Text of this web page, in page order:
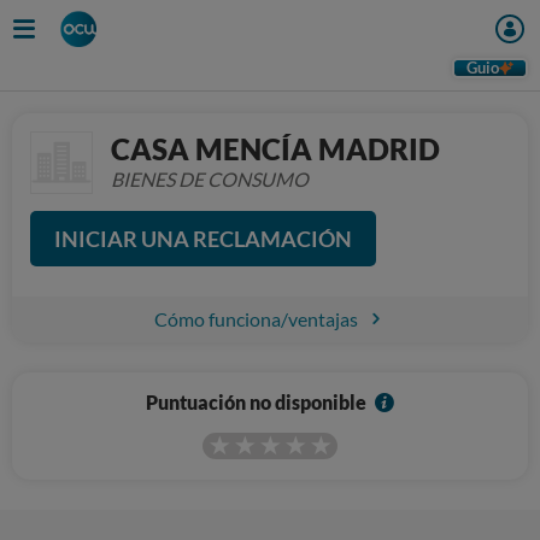
Guio
CASA MENCÍA MADRID
BIENES DE CONSUMO
INICIAR UNA RECLAMACIÓN
Cómo funciona/ventajas
Puntuación no disponible
I